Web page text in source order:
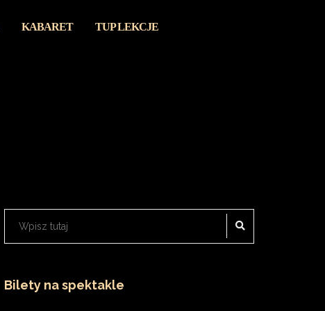
KABARET TUP LEKCJE
Szukaj:
Bilety na spektakle